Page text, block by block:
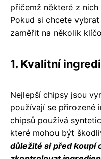
přičemž některé z
Pokud si chcete
zaměřit na několik
1. Kvalitní
Nejlepší chipsy jsou
používají se přirozené
chipsů používá
které mohou být
důležité si před koupí